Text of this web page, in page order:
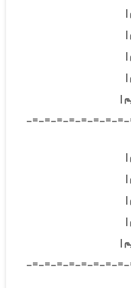
-=-=-=-=-=-=-=-
-=-=-=-=-=-=-=-